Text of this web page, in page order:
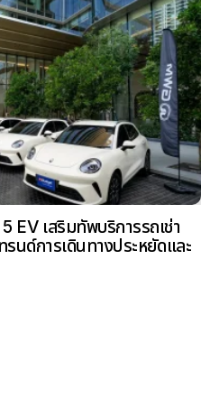
EV เสริมทัพบริการรถเช่า
นด์การเดินทางประหยัดและ